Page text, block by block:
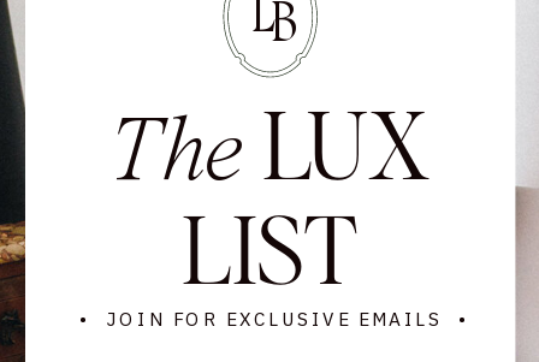
The LUX
LIST
• JOIN FOR EXCLUSIVE EMAILS •
B